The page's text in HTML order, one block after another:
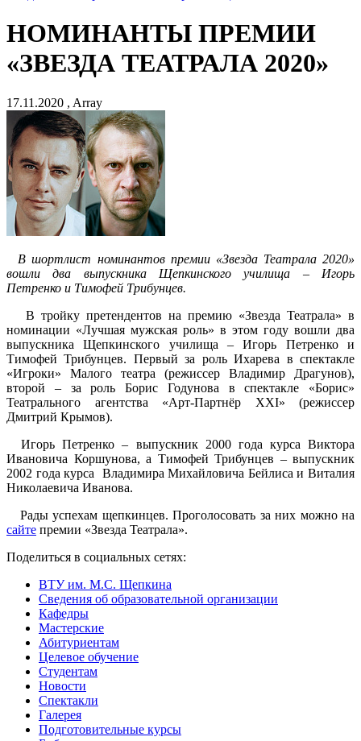
НОМИНАНТЫ ПРЕМИИ
«ЗВЕЗДА ТЕАТРАЛА 2020»
17.11.2020 , Array
В шортлист номинантов премии «Звезда Театрала 2020»
вошли два выпускника Щепкинского училища – Игорь
Петренко и Тимофей Трибунцев.
В тройку претендентов на премию «Звезда Театрала» в
номинации «Лучшая мужская роль» в этом году вошли два
выпускника Щепкинского училища – Игорь Петренко и
Тимофей Трибунцев. Первый за роль Ихарева в спектакле
«Игроки» Малого театра (режиссер Владимир Драгунов),
второй – за роль Борис Годунова в спектакле «Борис»
Театрального агентства «Арт-Партнёр XXI» (режиссер
Дмитрий Крымов).
Игорь Петренко – выпускник 2000 года курса Виктора
Ивановича Коршунова, а Тимофей Трибунцев – выпускник
2002 года курса Владимира Михайловича Бейлиса и Виталия
Николаевича Иванова.
Рады успехам щепкинцев. Проголосовать за них можно на
сайте премии «Звезда Театрала».
Поделиться в социальных сетях:
ВТУ им. М.С. Щепкина
Сведения об образовательной организации
Кафедры
Мастерские
Абитуриентам
Целевое обучение
Студентам
Новости
Спектакли
Галерея
Подготовительные курсы